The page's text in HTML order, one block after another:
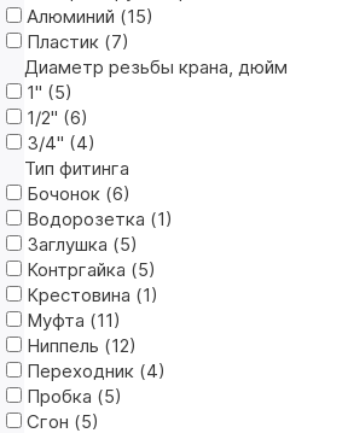
Алюминий (15)
Пластик (7)
Диаметр резьбы крана, дюйм
1" (5)
1/2" (6)
3/4" (4)
Тип фитинга
Бочонок (6)
Водорозетка (1)
Заглушка (5)
Контргайка (5)
Крестовина (1)
Муфта (11)
Ниппель (12)
Переходник (4)
Пробка (5)
Сгон (5)